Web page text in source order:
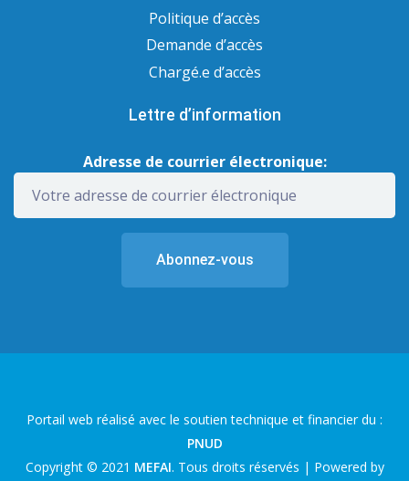
Politique d’accès
Demande d’accès
Chargé.e d’accès
Lettre d’information
Adresse de courrier électronique:
Portail web réalisé avec le soutien technique et financier du :
PNUD
Copyright © 2021 MEFAI. Tous droits réservés | Powered by